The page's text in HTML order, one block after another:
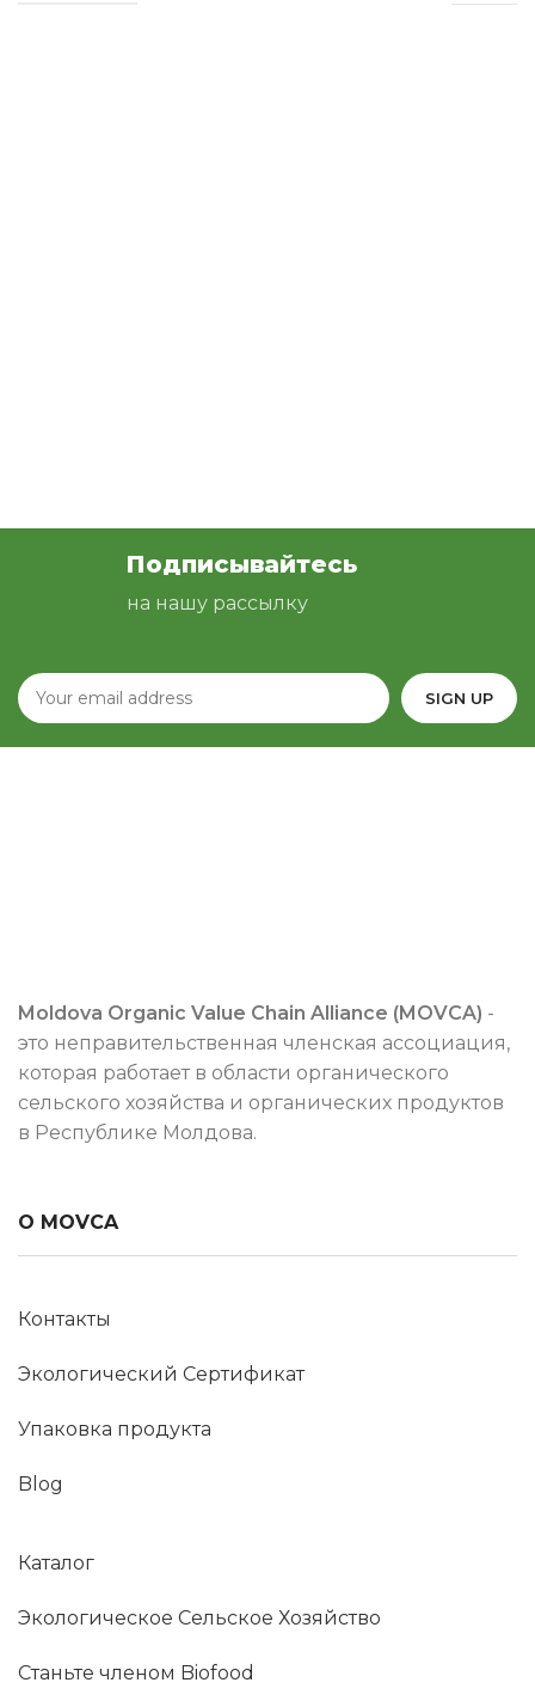
Подписывайтесь
на нашу рассылку
Moldova Organic Value Chain Alliance (MOVCA) -
это неправительственная членская ассоциация,
которая работает в области органического
сельского хозяйства и органических продуктов
в Республике Молдова.
О MOVCA
Контакты
Экологический Сертификат
Упаковка продукта
Blog
Каталог
Экологическое Сельское Хозяйство
Станьте членом Biofood